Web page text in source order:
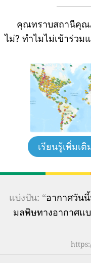
คุณทราบสถานีคุณ
ไม่? ทำไมไม่เข้าร่ว
เรียนรู้เพิ่มเ
แบ่งปัน: “อากาศวัน
มลพิษทางอากาศแ